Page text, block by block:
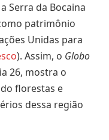
Serra da Bocaina
patrimônio
Unidas para
). Assim, o Globo
26, mostra o
florestas e
dessa região